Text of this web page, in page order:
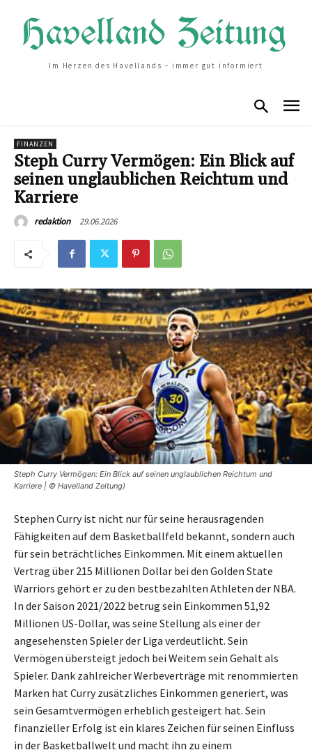
Im Herzen des Havellands – immer gut informiert
FINANZEN
Steph Curry Vermögen: Ein Blick auf
seinen unglaublichen Reichtum und
Karriere
redaktion 29.06.2026
Steph Curry Vermögen: Ein Blick auf seinen unglaublichen Reichtum und
Karriere | © Havelland Zeitung)
Stephen Curry ist nicht nur für seine herausragenden
Fähigkeiten auf dem Basketballfeld bekannt, sondern auch
für sein beträchtliches Einkommen. Mit einem aktuellen
Vertrag über 215 Millionen Dollar bei den Golden State
Warriors gehört er zu den bestbezahlten Athleten der NBA.
In der Saison 2021/2022 betrug sein Einkommen 51,92
Millionen US-Dollar, was seine Stellung als einer der
angesehensten Spieler der Liga verdeutlicht. Sein
Vermögen übersteigt jedoch bei Weitem sein Gehalt als
Spieler. Dank zahlreicher Werbeverträge mit renommierten
Marken hat Curry zusätzliches Einkommen generiert, was
sein Gesamtvermögen erheblich gesteigert hat. Sein
finanzieller Erfolg ist ein klares Zeichen für seinen Einfluss
in der Basketballwelt und macht ihn zu einem